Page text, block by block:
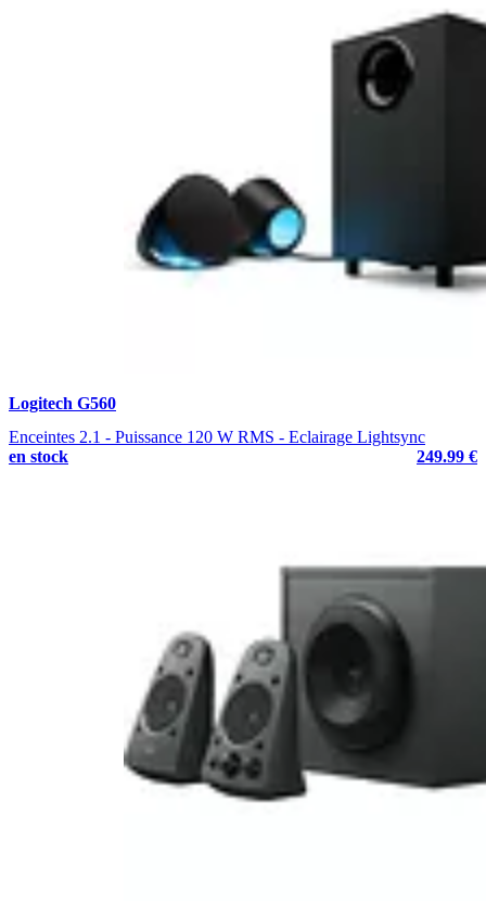
Logitech G560
Enceintes 2.1 - Puissance 120 W RMS - Eclairage Lightsync
en stock
249.99 €